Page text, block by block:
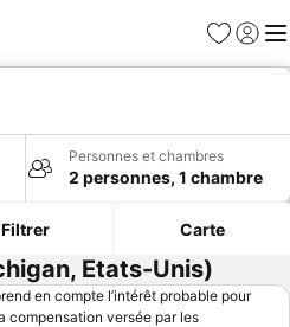
Favoris
Se
Personnes et chambres
2 personnes, 1 chambre
Filtrer Carte
Etats-Unis)
en compte l’intérêt probable pour
compensation versée par les